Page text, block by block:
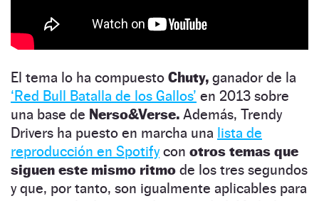
El tema lo ha compuesto Chuty, ganador de la
‘Red Bull Batalla de los Gallos’ en 2013 sobre
una base de Nerso&Verse. Además, Trendy
Drivers ha puesto en marcha una lista de
reproducción en Spotifycon otros temas que
siguen este mismo ritmo de los tres segundos
y que, por tanto, son igualmente aplicables para